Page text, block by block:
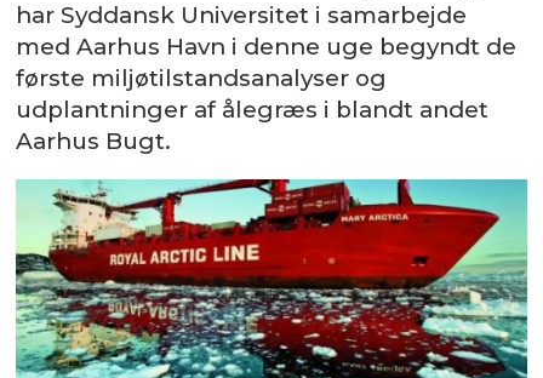
har Syddansk Universitet i samarbejde
med Aarhus Havn i denne uge begyndt de
første miljøtilstandsanalyser og
udplantninger af ålegræs i blandt andet
Aarhus Bugt.